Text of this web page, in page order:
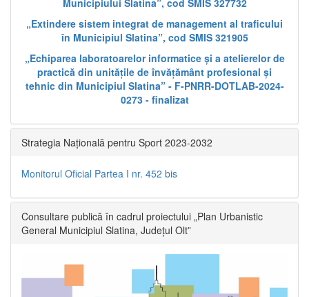
Municipiului Slatina”, cod SMIS 327732
„Extindere sistem integrat de management al traficului
în Municipiul Slatina”, cod SMIS 321905
„Echiparea laboratoarelor informatice și a atelierelor de
practică din unitățile de învățământ profesional și
tehnic din Municipiul Slatina” - F-PNRR-DOTLAB-2024-
0273 - finalizat
Strategia Națională pentru Sport 2023-2032
Monitorul Oficial Partea I nr. 452 bis
Consultare publică în cadrul proiectului „Plan Urbanistic
General Municipiul Slatina, Județul Olt”